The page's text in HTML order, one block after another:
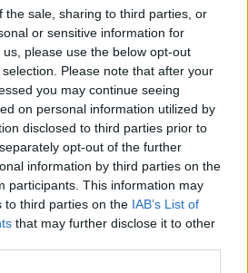
the sale, sharing to third parties, or
or sensitive information for
please use the below opt-out
Please note that after your
you may continue seeing
on personal information utilized by
disclosed to third parties prior to
opt-out of the further
information by third parties on the
participants. This information may
to third parties on the IAB’s List of
that may further disclose it to other
los pacientes no solo
dedicado a su estado
a su plenitud emocional.
Aygües y Laura
más que una empresa de
que impulsa el éxito